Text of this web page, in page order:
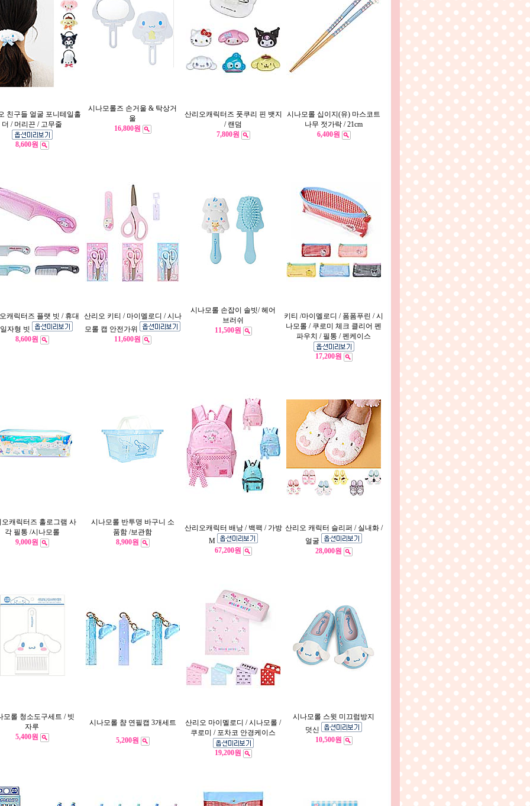
친구들 얼굴 포니테일홀
더 / 머리끈 / 고무줄
8,600원
시나모롤즈 손거울 & 탁상거
울
16,800원
산리오캐릭터즈 풋쿠리 핀 뱃지
/ 랜덤
7,800원
시나모롤 십이지(유) 마스코트
나무 젓가락 / 21cm
6,400원
캐릭터즈 플랫 빗 / 휴대
자형 빗
8,600원
산리오 키티 / 마이멜로디 / 시나
모롤 캡 안전가위
11,600원
시나모롤 손잡이 솔빗/ 헤어
브러쉬
11,500원
키티 /마이멜로디 / 폼폼푸린 / 시
나모롤 / 쿠로미 체크 클리어 펜
파우치 / 필통 / 펜케이스
17,200원
오캐릭터즈 홀로그램 사
각 필통 /시나모롤
9,000원
시나모롤 반투명 바구니 소
품함 /보관함
8,900원
산리오캐릭터 배낭 / 백팩 / 가방
M
67,200원
산리오 캐릭터 슬리퍼 / 실내화 /
얼굴
28,000원
모롤 청소도구세트 / 빗
자루
5,400원
시나모롤 챰 연필캡 3개세트
5,200원
산리오 마이멜로디 / 시나모롤 /
쿠로미 / 포차코 안경케이스
19,200원
시나모롤 스윗 미끄럼방지
덧신
10,500원